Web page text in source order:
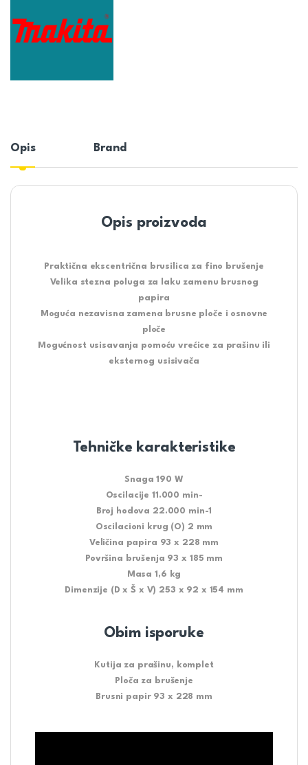
Opis Brand
Opis proizvoda
Praktična ekscentrična brusilica za fino brušenje
Velika stezna poluga za laku zamenu brusnog
papira
Moguća nezavisna zamena brusne ploče i osnovne
ploče
Mogućnost usisavanja pomoću vrećice za prašinu ili
eksternog usisivača
Tehničke karakteristike
Snaga 190 W
Oscilacije 11.000 min-
Broj hodova 22.000 min-1
Oscilacioni krug (O) 2 mm
Veličina papira 93 x 228 mm
Površina brušenja 93 x 185 mm
Masa 1,6 kg
Dimenzije (D x Š x V) 253 x 92 x 154 mm
Obim isporuke
Kutija za prašinu, komplet
Ploča za brušenje
Brusni papir 93 x 228 mm